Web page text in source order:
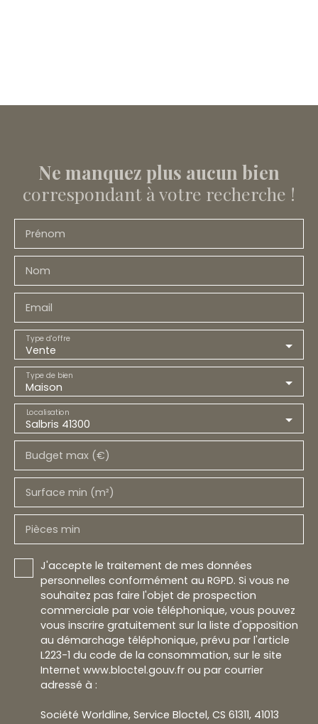
Ne manquez plus aucun bien
correspondant à votre recherche !
Prénom
Nom
Email
Vente
Type d'offre
Maison
Type de bien
Salbris 41300
Localisation
Budget max (€)
Surface min (m²)
Pièces min
J'accepte le traitement de mes données
personnelles conformément au RGPD. Si vous ne
souhaitez pas faire l'objet de prospection
commerciale par voie téléphonique, vous pouvez
vous inscrire gratuitement sur la liste d'opposition
au démarchage téléphonique, prévu par l'article
L223-1 du code de la consommation, sur le site
Internet www.bloctel.gouv.fr ou par courrier
adressé à :
Société Worldline, Service Bloctel, CS 61311, 41013